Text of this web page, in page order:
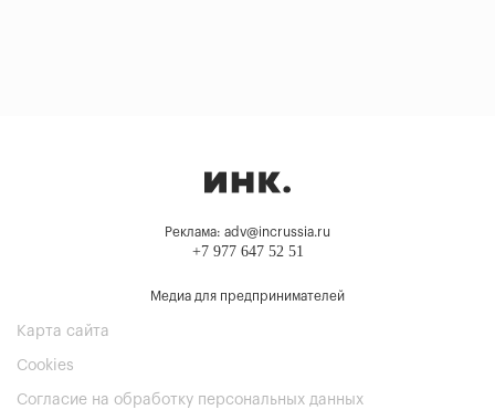
Реклама: adv@incrussia.ru
+7 977 647 52 51
Медиа для предпринимателей
Карта сайта
Cookies
Согласие на обработку персональных данных